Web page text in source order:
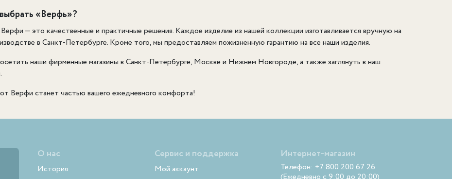
«Верфь»?
— это качественные и практичные решения. Каждое изделие из нашей коллекции изготавливается вручную на
в Санкт-Петербурге. Кроме того, мы предоставляем пожизненную гарантию на все наши изделия.
наши фирменные магазины в Санкт-Петербурге, Москве и Нижнем Новгороде, а также заглянуть в наш
Верфи станет частью вашего ежедневного комфорта!
О нас
История
Сервис и поддержка
Мой аккаунт
Интернет-магазин
Телефон: +7 800 200 67 26